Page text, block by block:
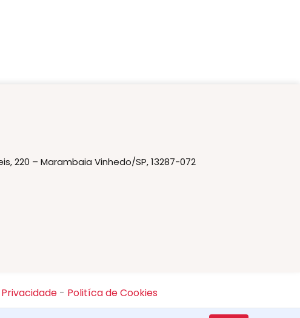
220 – Marambaia Vinhedo/SP, 13287-072
- Politíca de Cookies